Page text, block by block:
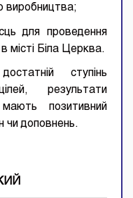
виробництва;
для проведення
місті Біла Церква.
ступінь
результати
позитивний
чи доповнень.